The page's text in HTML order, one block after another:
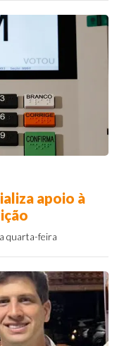
apoio à
quarta-feira